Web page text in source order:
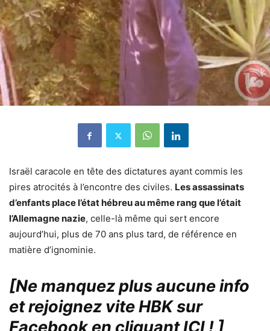
Israël caracole en tête des dictatures ayant commis les
pires atrocités à l’encontre des civiles. Les assassinats
d’enfants place l’état hébreu au même rang que l’était
l’Allemagne nazie, celle-là même qui sert encore
aujourd’hui, plus de 70 ans plus tard, de référence en
matière d’ignominie.
[Ne manquez plus aucune info
et rejoignez vite HBK sur